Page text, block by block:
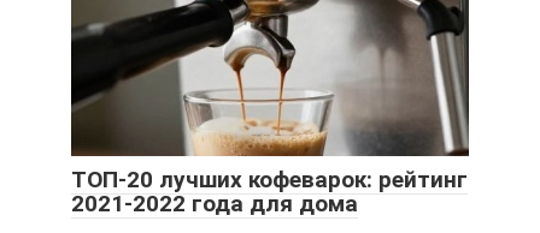
ТОП-20 лучших кофеварок: рейтинг
2021-2022 года для дома